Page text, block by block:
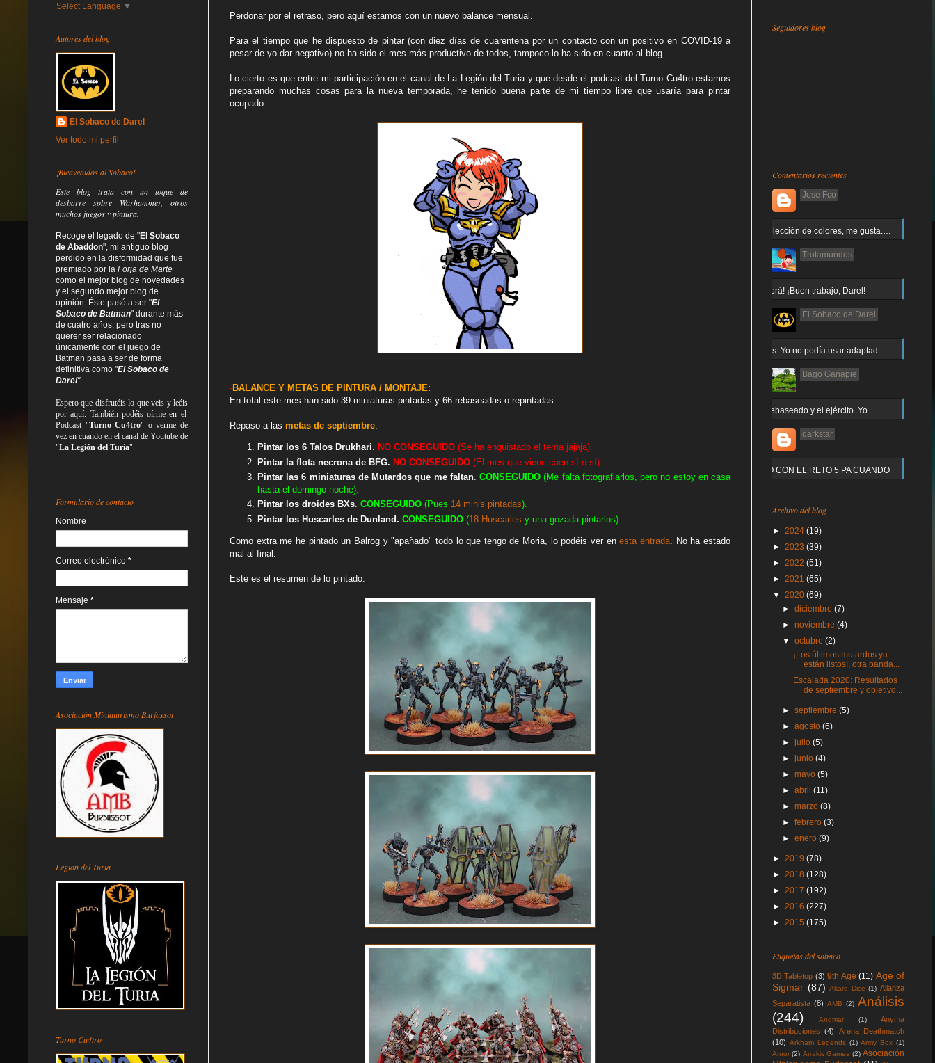
Perdonar por el retraso, pero aquí estamos con un nuevo balance mensual.
Para el tiempo que he dispuesto de pintar (con diez días de cuarentena por un contacto con un positivo en COVID-19 a
pesar de yo dar negativo) no ha sido el mes más productivo de todos, tampoco lo ha sido en cuanto al blog.
Lo cierto es que entre mi participación en el canal de La Legión del Turia y que desde el podcast del Turno Cu4tro estamos
preparando muchas cosas para la nueva temporada, he tenido buena parte de mi tiempo libre que usaría para pintar
ocupado.
-BALANCE Y METAS DE PINTURA / MONTAJE:
En total este mes han sido 39 miniaturas pintadas y 66 rebaseadas o repintadas.
Repaso a las metas de septiembre:
Pintar los 6 Talos Drukhari. NO CONSEGUIDO (Se ha enquistado el tema jajaja).
Pintar la flota necrona de BFG. NO CONSEGUIDO (El mes que viene caen sí o sí).
Pintar las 6 miniaturas de Mutardos que me faltan.CONSEGUIDO (Me falta fotografiarlos, pero no estoy en casa
hasta el domingo noche).
Pintar los droides BXs. CONSEGUIDO (Pues 14 minis pintadas).
Pintar los Huscarles de Dunland. CONSEGUIDO (18 Huscarles y una gozada pintarlos).
Como extra me he pintado un Balrog y "apañado" todo lo que tengo de Moria, lo podéis ver enesta entrada . No ha estado
mal al final.
Este es el resumen de lo pintado:
Select Language ▼
Autores del blog
El Sobaco de Darel
Ver todo mi perfil
¡Bienvenidos al Sobaco!
Este blog trata con un toque de
desbarre sobre Warhammer, otros
muchos juegos y pintura.
Recoge el legado de "El Sobaco
de Abaddon", mi antiguo blog
perdido en la disformidad que fue
premiado por la Forja de Marte
como el mejor blog de novedades
y el segundo mejor blog de
opinión. Éste pasó a ser "El
Sobaco de Batman" durante más
de cuatro años, pero tras no
querer ser relacionado
únicamente con el juego de
Batman pasa a ser de forma
definitiva como "El Sobaco de
Darel".
Espero que disfrutéis lo queveis yleéis
por aquí. También podéis oírme en el
Podcast "Turno Cu4tro" o verme de
vez en cuando en el canal de Youtube de
"La Legión del Turia".
Formulario de contacto
Nombre
Correo electrónico *
Mensaje *
Asociación Miniaturismo Burjassot
Legion del Turia
Turno Cu4tro
Seguidores blog
Comentarios recientes
Jose Fco
Muy buena elección de colores, me gusta.…
Trotamundos
¡Arnor no caerá! ¡Buen trabajo, Darel!
El Sobaco de Darel
Jajaja gracias. Yo no podía usar adaptad…
Bago Ganapie
Increíble el rebaseado y el ejército. Yo…
darkstar
Y QUE PASO CON EL RETO 5 PA CUANDO
Archivo del blog
► 2024 (19)
► 2023 (39)
► 2022 (51)
► 2021 (65)
▼ 2020 (69)
►diciembre(7)
►noviembre(4)
▼octubre(2)
¡Los últimos mutardos ya
están listos!, otra banda...
Escalada 2020: Resultados
de septiembre y objetivo...
►septiembre(5)
►agosto(6)
►julio(5)
►junio(4)
►mayo(5)
►abril(11)
►marzo(8)
►febrero(3)
►enero(9)
► 2019 (78)
► 2018 (128)
► 2017 (192)
► 2016 (227)
► 2015 (175)
Etiquetas del sobaco
3D Tabletop (3) 9th Age (11) Age of
Sigmar (87) Akaro Dice (1) Alianza
Separatista (8) AMB (2) Análisis
(244)
Angmar (1)
Anyma
Distribuciones
(4)
Arena Deathmatch
(10) Arkham Legends (1) Army Box (1)
Arnor (2) Arrakis Games (2) Asociación